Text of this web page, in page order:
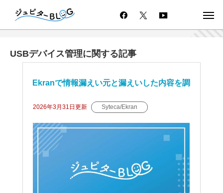
USBデバイス管理に関する記事
Ekranで情報漏えい元と漏えいした内容を調
査する
2026年3月31日 更新 Syteca/Ekran